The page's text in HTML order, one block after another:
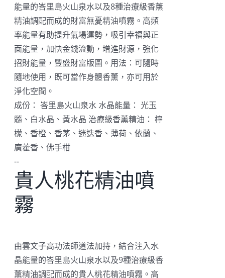
能量的峇里島火山泉水以及8種治療級香薰
精油調配而成的財富無憂精油噴霧。高頻
率能量有助提升氣場運勢，吸引幸福與正
面能量，加快金錢流動，增進財源，強化
招財能量，豐盛財富版圖。用法：可隨時
隨地使用，既可當作身體香薰，亦可用於
淨化空間。
成份： 峇里島火山泉水 水晶能量： 光玉
髓、白水晶、黃水晶 治療級香薰精油： 檸
檬、香橙、香茅、迷迭香、薄荷、依蘭、
廣藿香、佛手柑
--
貴人桃花精油噴
霧
由雲文子高功法師道法加持，結合注入水
晶能量的峇里島火山泉水以及9種治療級香
薰精油調配而成的貴人桃花精油噴霧。高